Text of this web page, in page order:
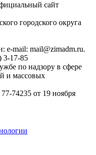
сайт
городского округа
e-mail: mail@zimadm.ru.
3-17-85
по надзору в сфере
и массовых
74235 от 19 ноября